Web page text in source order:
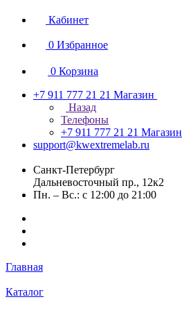
Кабинет
0 Избранное
0 Корзина
+7 911 777 21 21 Магазин
Назад
Телефоны
+7 911 777 21 21 Магазин
support@kwextremelab.ru
Санкт-Петербург
Дальневосточный пр., 12к2
Пн. – Вс.: с 12:00 до 21:00
Главная
Каталог